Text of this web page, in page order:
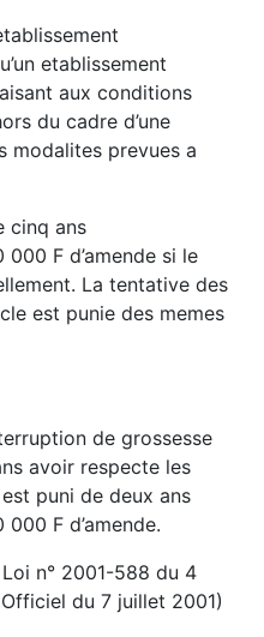
etablissement
aux conditions
du cadre d’une
modalites prevues a
cinq ans
F d’amende si le
La tentative des
est punie des memes
de grossesse
avoir respecte les
puni de deux ans
F d’amende.
n° 2001-588 du 4
du 7 juillet 2001)